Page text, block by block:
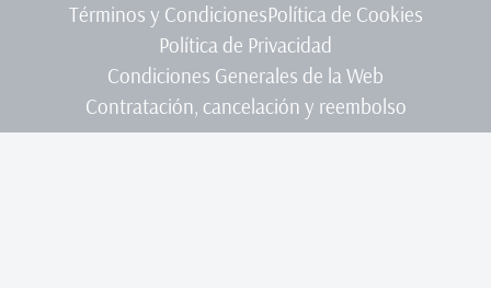
Términos y CondicionesPolítica de Cookies
Política de Privacidad
Condiciones Generales de la Web
Contratación, cancelación y reembolso